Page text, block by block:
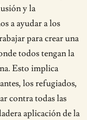
y la
a ayudar a los
para crear una
todos tengan la
Esto implica
los refugiados,
contra todas las
aplicación de la